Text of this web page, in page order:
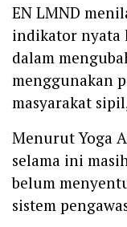
EN LMND
indikator nyata
dalam
menggunakan
masyarakat
Menurut Yoga
selama ini
belum
sistem